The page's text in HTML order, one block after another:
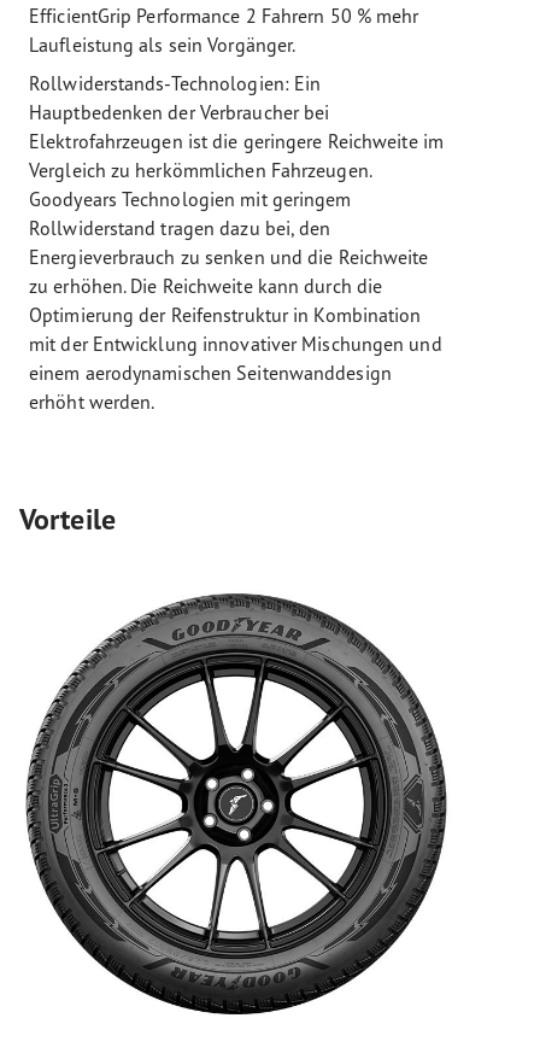
EfficientGrip Performance 2 Fahrern 50 % mehr
Laufleistung als sein Vorgänger.
Rollwiderstands-Technologien: Ein
Hauptbedenken der Verbraucher bei
Elektrofahrzeugen ist die geringere Reichweite im
Vergleich zu herkömmlichen Fahrzeugen.
Goodyears Technologien mit geringem
Rollwiderstand tragen dazu bei, den
Energieverbrauch zu senken und die Reichweite
zu erhöhen. Die Reichweite kann durch die
Optimierung der Reifenstruktur in Kombination
mit der Entwicklung innovativer Mischungen und
einem aerodynamischen Seitenwanddesign
erhöht werden.
Vorteile